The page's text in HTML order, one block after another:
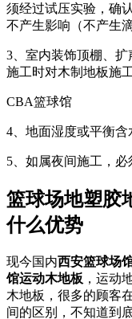
须经过试压实验，确
不产生影响（不产生
3、室内装饰顶棚、
施工时对木制地板施
CBA篮球馆
4、地面湿度或平衡含
5、如属夜间施工，必
篮球场地塑胶
什么优势
现今国内西安篮球场
馆运动木地板 ，运动
木地板，很多的顾客
间的区别，不知道到